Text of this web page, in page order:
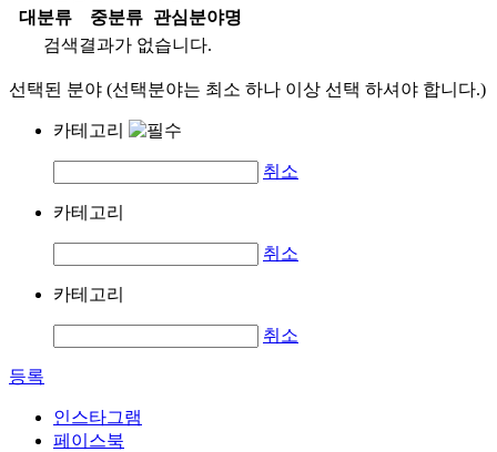
대분류
중분류
관심분야명
검색결과가 없습니다.
선택된 분야 (선택분야는 최소 하나 이상 선택 하셔야 합니다.)
카테고리
취소
카테고리
취소
카테고리
취소
등록
인스타그램
페이스북